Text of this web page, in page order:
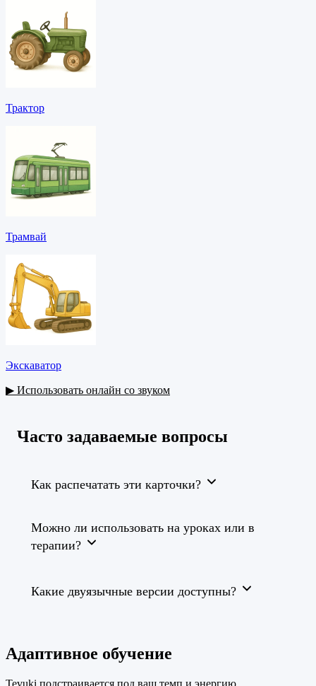
Трактор
Трамвай
Экскаватор
▶ Использовать онлайн со звуком
Часто задаваемые вопросы
Как распечатать эти карточки?
Можно ли использовать на уроках или в
терапии?
Какие двуязычные версии доступны?
Адаптивное обучение